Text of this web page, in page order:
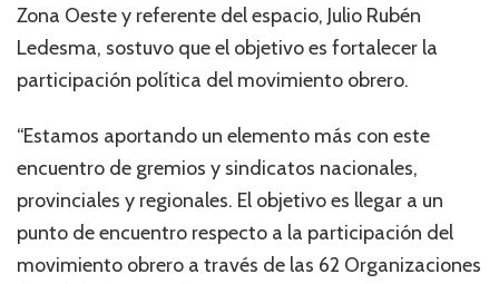
Zona Oeste y referente del espacio, Julio Rubén
Ledesma, sostuvo que el objetivo es fortalecer la
participación política del movimiento obrero.
“Estamos aportando un elemento más con este
encuentro de gremios y sindicatos nacionales,
provinciales y regionales. El objetivo es llegar a un
punto de encuentro respecto a la participación del
movimiento obrero a través de las 62 Organizaciones